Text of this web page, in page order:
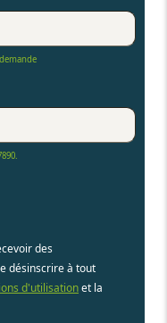
des
désinscrire à tout
d'utilisationet la